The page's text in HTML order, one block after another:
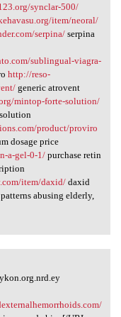
synclar-500/
item/neoral/
serpina/serpina
sublingual-viagra-
http://reso-
generic atrovent
mintop-forte-solution/
product/proviro
dosage price
a-gel-0-1/purchase retin
item/daxid/daxid
abusing elderly,